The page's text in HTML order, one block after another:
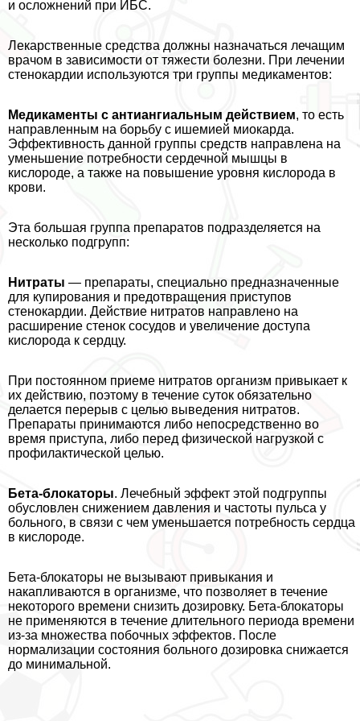
и осложнений при ИБС.
Лекарственные средства должны назначаться лечащим
врачом в зависимости от тяжести болезни. При лечении
стенокардии используются три группы медикаментов:
Медикаменты с антиангиальным действием, то есть
направленным на борьбу с ишемией миокарда.
Эффективность данной группы средств направлена на
уменьшение потребности сердечной мышцы в
кислороде, а также на повышение уровня кислорода в
крови.
Эта большая группа препаратов подразделяется на
несколько подгрупп:
Нитраты — препараты, специально предназначенные
для купирования и предотвращения приступов
стенокардии. Действие нитратов направлено на
расширение стенок сосудов и увеличение доступа
кислорода к сердцу.
При постоянном приеме нитратов организм привыкает к
их действию, поэтому в течение суток обязательно
делается перерыв с целью выведения нитратов.
Препараты принимаются либо непосредственно во
время приступа, либо перед физической нагрузкой с
профилактической целью.
Бета-блокаторы. Лечебный эффект этой подгруппы
обусловлен снижением давления и частоты пульса у
больного, в связи с чем уменьшается потребность сердца
в кислороде.
Бета-блокаторы не вызывают привыкания и
накапливаются в организме, что позволяет в течение
некоторого времени снизить дозировку. Бета-блокаторы
не применяются в течение длительного периода времени
из-за множества побочных эффектов. После
нормализации состояния больного дозировка снижается
до минимальной.